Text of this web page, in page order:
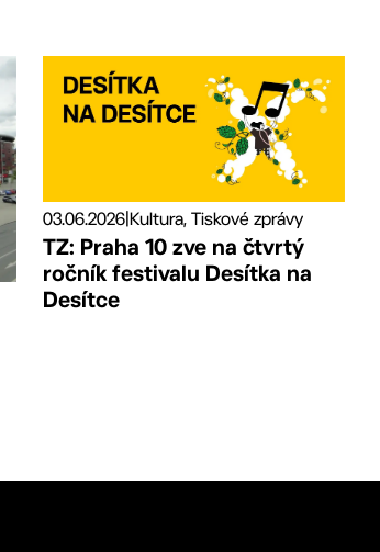
03.06.2026|Kultura, Tiskové zprávy
TZ: Praha 10 zve na čtvrtý
ročník festivalu Desítka na
Desítce